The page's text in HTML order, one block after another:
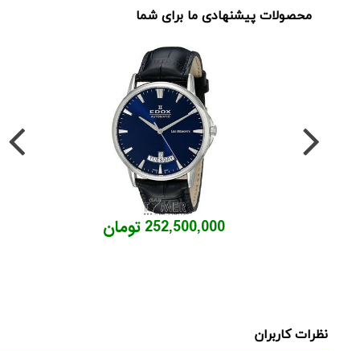
محصولات پیشنهادی ما برای شما
252,500,000 تومان
نظرات کاربران